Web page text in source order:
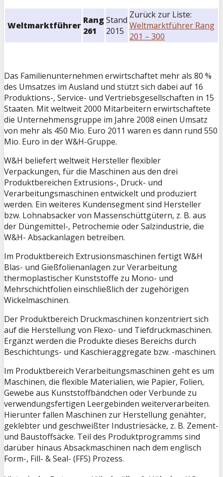
Weltmarktführer Rang
261
Stand
2015
Zurück zur Liste:
Weltmarktführer Rang
201 – 300
Das Familienunternehmen erwirtschaftet mehr als 80 %
des Umsatzes im Ausland und stützt sich dabei auf 16
Produktions-, Service- und Vertriebsgesellschaften in 15
Staaten. Mit weltweit 2000 Mitarbeitern erwirtschaftete
die Unternehmensgruppe im Jahre 2008 einen Umsatz
von mehr als 450 Mio. Euro 2011 waren es dann rund 550
Mio. Euro in der W&H-Gruppe.
W&H beliefert weltweit Hersteller flexibler
Verpackungen, für die Maschinen aus den drei
Produktbereichen Extrusions-, Druck- und
Verarbeitungsmaschinen entwickelt und produziert
werden. Ein weiteres Kundensegment sind Hersteller
bzw. Lohnabsacker von Massenschüttgütern, z. B. aus
der Düngemittel-, Petrochemie oder Salzindustrie, die
W&H- Absackanlagen betreiben.
Im Produktbereich Extrusionsmaschinen fertigt W&H
Blas- und Gießfolienanlagen zur Verarbeitung
thermoplastischer Kunststoffe zu Mono- und
Mehrschichtfolien einschließlich der zugehörigen
Wickelmaschinen.
Der Produktbereich Druckmaschinen konzentriert sich
auf die Herstellung von Flexo- und Tiefdruckmaschinen.
Ergänzt werden die Produkte dieses Bereichs durch
Beschichtungs- und Kaschieraggregate bzw. -maschinen.
Im Produktbereich Verarbeitungsmaschinen geht es um
Maschinen, die flexible Materialien, wie Papier, Folien,
Gewebe aus Kunststoffbändchen oder Verbunde zu
verwendungsfertigen Leergebinden weiterverarbeiten.
Hierunter fallen Maschinen zur Herstellung genähter,
geklebter und geschweißter Industriesäcke, z. B. Zement-
und Baustoffsäcke. Teil des Produktprogramms sind
darüber hinaus Absackmaschinen nach dem englisch
Form-, Fill- & Seal- (FFS) Prozess.